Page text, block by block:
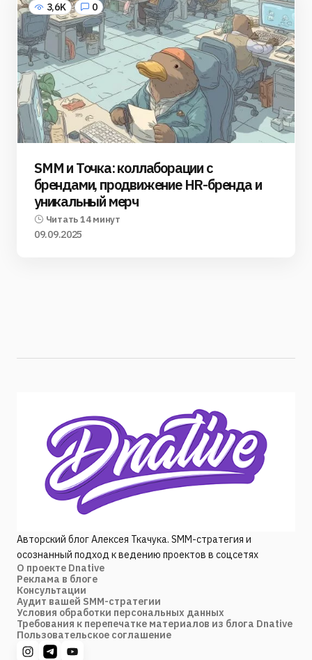
3,6K 0
SMM и Точка: коллаборации с
брендами, продвижение HR-бренда и
уникальный мерч
Читать 14 минут
09.09.2025
Авторский блог Алексея Ткачука. SMM-стратегия и
осознанный подход к ведению проектов в соцсетях
О проекте Dnative
Реклама в блоге
Консультации
Аудит вашей SMM-стратегии
Условия обработки персональных данных
Требования к перепечатке материалов из блога Dnative
Пользовательское соглашение